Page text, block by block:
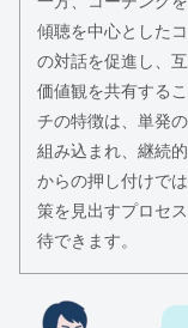
傾聴を中心とした
の対話を促進し、
価値観を共有する
チの特徴は、単発
組み込まれ、継続
からの押し付けで
策を見出すプロセ
待できます。